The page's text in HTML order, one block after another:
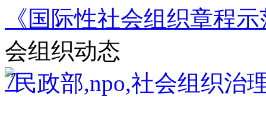
《国际性社会组织章程
会组织动态
7